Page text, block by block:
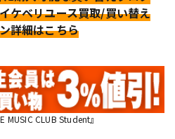
ケベリユース買取/買い替え
詳細はこちら
MUSIC CLUB Student』